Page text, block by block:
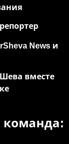
News и
вместе
команда: